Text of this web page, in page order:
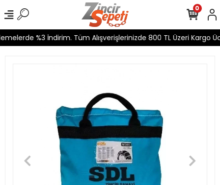
%3 İndirim. Tüm Alışverişlerinizde 800 TL Üzeri Kargo
0